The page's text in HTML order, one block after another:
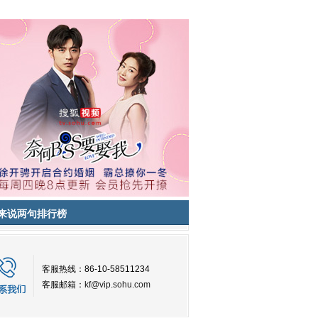
说两句排行榜
客服热线：86-10-58511234
客服邮箱： kf@vip.sohu.com